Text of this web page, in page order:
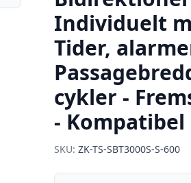
Individuelt
Tider,
cykler -
-
SKU: ZK-TS-SBT3000S-S-600